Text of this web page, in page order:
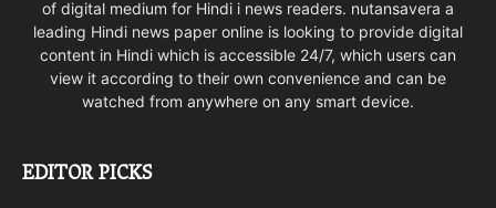
of digital medium for Hindi i news readers. nutansavera a
leading Hindi news paper online is looking to provide digital
content in Hindi which is accessible 24/7, which users can
view it according to their own convenience and can be
watched from anywhere on any smart device.
EDITOR PICKS